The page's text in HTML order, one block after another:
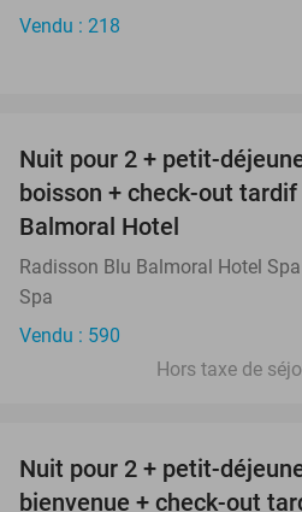
Vendu : 218
Nuit pour 2 + petit-
boisson + check-out tardif
Balmoral Hotel
Radisson Blu Balmoral Hotel Spa
Spa
Vendu : 590
Hors taxe de
Nuit pour 2 + petit-
bienvenue + check-out